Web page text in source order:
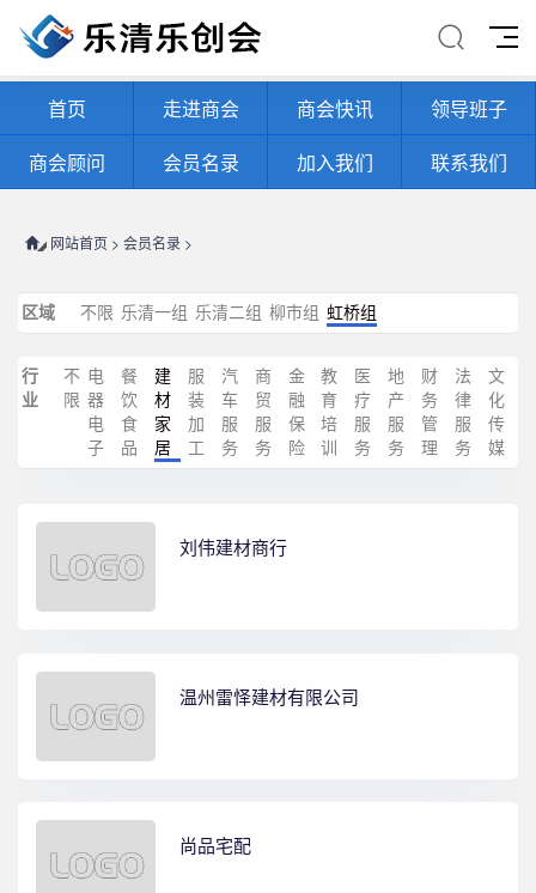
首页 走进商会 商会快讯
领导班子
商会顾问
会员名录 加入我们 联系我们
网站首页 > 会员名录 >
区域 不限 乐清一组 乐清二组 柳市组 虹桥组
行
业
不
限
电
器
电
子
餐
饮
食
品
建
材
家
居
服
装
加
工
汽
车
服
务
商
贸
服
务
金
融
保
险
教
育
培
训
医
疗
服
务
地
产
服
务
财
务
管
理
法
律
服
务
文
化
传
媒
刘伟建材商行
温州雷怿建材有限公司
尚品宅配